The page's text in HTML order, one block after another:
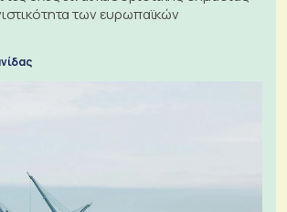
των ευρωπαϊκών